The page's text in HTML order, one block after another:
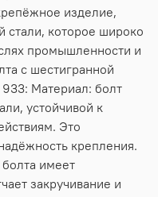
изделие,
стали, которое широко
промышленности и
с шестигранной
Материал: болт
устойчивой к
Это
крепления.
имеет
закручивание и